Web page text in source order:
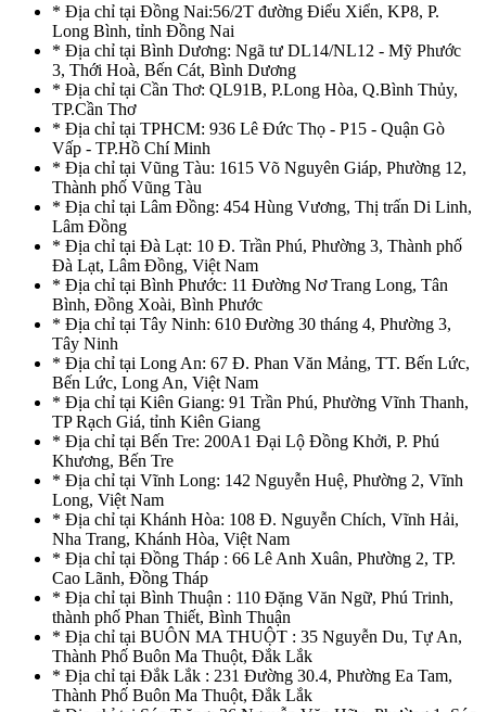
* Địa chỉ tại Đồng Nai:56/2T đường Điểu Xiển, KP8, P.
Long Bình, tỉnh Đồng Nai
* Địa chỉ tại Bình Dương: Ngã tư DL14/NL12 - Mỹ Phước
3, Thới Hoà, Bến Cát, Bình Dương
* Địa chỉ tại Cần Thơ: QL91B, P.Long Hòa, Q.Bình Thủy,
TP.Cần Thơ
* Địa chỉ tại TPHCM: 936 Lê Đức Thọ - P15 - Quận Gò
Vấp - TP.Hồ Chí Minh
* Địa chỉ tại Vũng Tàu: 1615 Võ Nguyên Giáp, Phường 12,
Thành phố Vũng Tàu
* Địa chỉ tại Lâm Đồng: 454 Hùng Vương, Thị trấn Di Linh,
Lâm Đồng
* Địa chỉ tại Đà Lạt: 10 Đ. Trần Phú, Phường 3, Thành phố
Đà Lạt, Lâm Đồng, Việt Nam
* Địa chỉ tại Bình Phước: 11 Đường Nơ Trang Long, Tân
Bình, Đồng Xoài, Bình Phước
* Địa chỉ tại Tây Ninh: 610 Đường 30 tháng 4, Phường 3,
Tây Ninh
* Địa chỉ tại Long An: 67 Đ. Phan Văn Mảng, TT. Bến Lức,
Bến Lức, Long An, Việt Nam
* Địa chỉ tại Kiên Giang: 91 Trần Phú, Phường Vĩnh Thanh,
TP Rạch Giá, tỉnh Kiên Giang
* Địa chỉ tại Bến Tre: 200A1 Đại Lộ Đồng Khởi, P. Phú
Khương, Bến Tre
* Địa chỉ tại Vĩnh Long: 142 Nguyễn Huệ, Phường 2, Vĩnh
Long, Việt Nam
* Địa chỉ tại Khánh Hòa: 108 Đ. Nguyễn Chích, Vĩnh Hải,
Nha Trang, Khánh Hòa, Việt Nam
* Địa chỉ tại Đồng Tháp : 66 Lê Anh Xuân, Phường 2, TP.
Cao Lãnh, Đồng Tháp
* Địa chỉ tại Bình Thuận : 110 Đặng Văn Ngữ, Phú Trinh,
thành phố Phan Thiết, Bình Thuận
* Địa chỉ tại BUÔN MA THUỘT : 35 Nguyễn Du, Tự An,
Thành Phố Buôn Ma Thuột, Đắk Lắk
* Địa chỉ tại Đắk Lắk : 231 Đường 30.4, Phường Ea Tam,
Thành Phố Buôn Ma Thuột, Đắk Lắk